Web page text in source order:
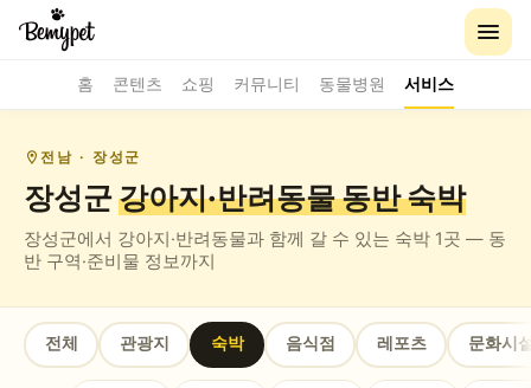
홈 콘텐츠 쇼핑 커뮤니티 동물병원 서비스
전남 · 장성군
장성군강아지·반려동물 동반숙박
장성군에서 강아지·반려동물과 함께 갈 수 있는 숙박 1곳 — 동
반 구역·준비물 정보까지
전체 관광지 숙박 음식점 레포츠 문화시